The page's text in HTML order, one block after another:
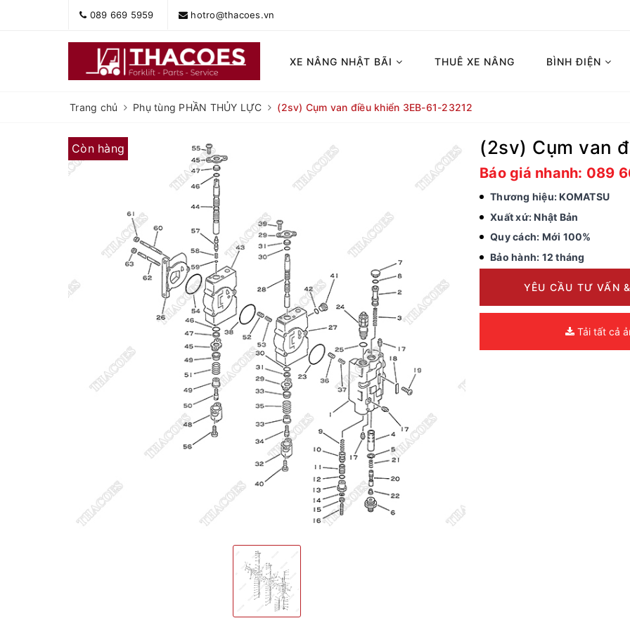
089 669 5959 hotro@thacoes.vn
XE NÂNG NHẬT BÃI THUÊ XE NÂNG BÌNH ĐIỆN
Trang chủ Phụ tùng PHẦN THỦY LỰC (2sv) Cụm van điều khiển 3EB-61-23212
Còn hàng (2sv) Cụm van
Báo giá nhanh: 089
Thương hiệu: KOMATSU
Xuất xứ: Nhật Bản
Quy cách: Mới 100%
Bảo hành: 12 tháng
YÊU CẦU TƯ VẤN
Tải tất cả